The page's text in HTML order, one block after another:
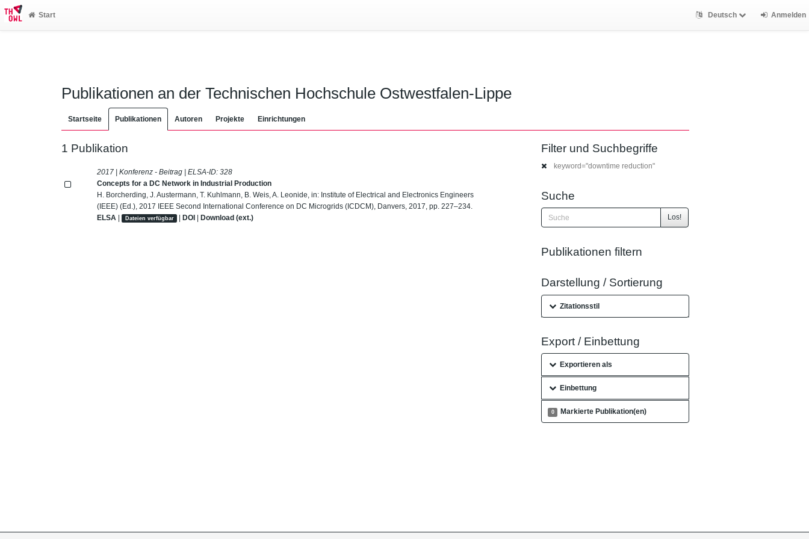
Start Deutsch Anmelden
Publikationen an der Technischen Hochschule Ostwestfalen-Lippe
Startseite Publikationen Autoren Projekte Einrichtungen
1 Publikation
2017 | Konferenz - Beitrag | ELSA-ID:328
Concepts for a DC Network in Industrial Production
H. Borcherding, J. Austermann, T. Kuhlmann, B. Weis, A. Leonide, in: Institute of Electrical and Electronics Engineers
(IEEE) (Ed.), 2017 IEEE Second International Conference on DC Microgrids (ICDCM), Danvers, 2017, pp. 227–234.
ELSA | Dateien verfügbar |DOI |Download (ext.)
Filter und Suchbegriffe
keyword="downtime reduction"
Suche
Los!
Publikationen filtern
Darstellung / Sortierung
Zitationsstil
Export / Einbettung
Exportieren als
Einbettung
0 Markierte Publikation(en)